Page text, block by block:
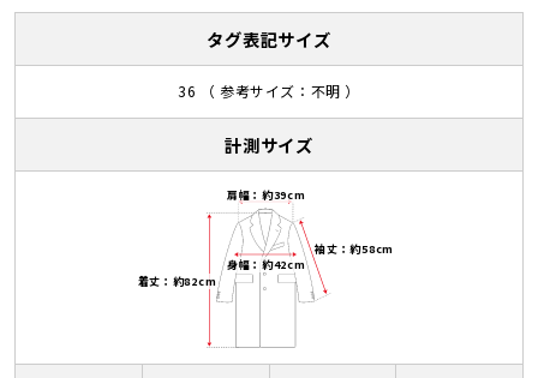
タグ表記サイズ
36 （ 参考サイズ：不明 ）
計測サイズ
肩幅：約39cm
身幅：約42cm
袖丈：約58cm
着丈：約82cm